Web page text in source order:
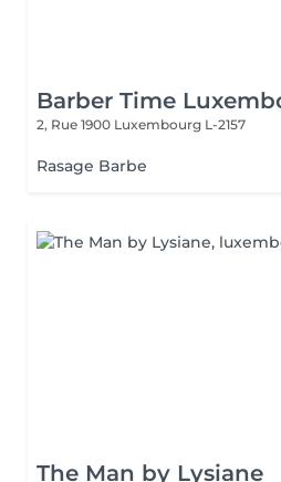
Barber Time
2, Rue 1900 Luxembourg L-2157
Rasage Barbe
The Man by Lysiane